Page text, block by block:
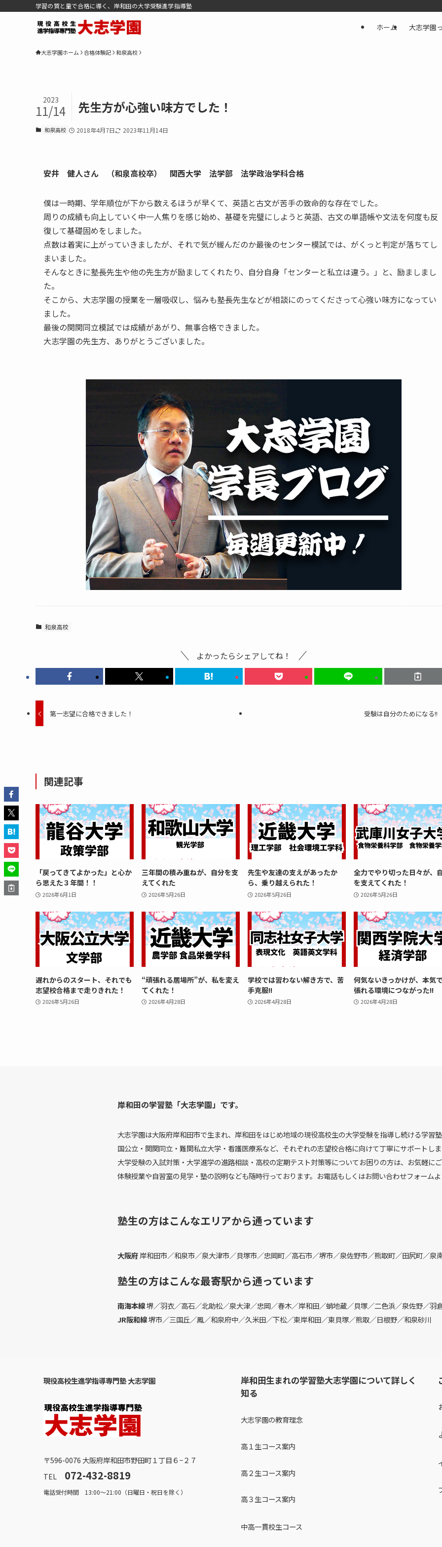
学習の質と量で合格に導く、岸和田の大学受験進学指導塾
ホーム 大志学園
大志学園ホーム 合格体験記 和泉高校
先生方が心強い味方でした！
2023
11/14
和泉高校 2018年4月7日 2023年11月14日
安井 健人さん （和泉高校卒） 関西大学 法学部 法学政治学科合格
僕は一時期、学年順位が下から数えるほうが早くて、英語と古文が苦手の致命的な存在でした。
周りの成績も向上していく中一人焦りを感じ始め、基礎を完璧にしようと英語、古文の単語帳や文法を何度も反
復して基礎固めをしました。
点数は着実に上がっていきましたが、それで気が緩んだのか最後のセンター模試では、がくっと判定が落ちてし
まいました。
そんなときに塾長先生や他の先生方が励ましてくれたり、自分自身「センターと私立は違う。」と、励ましまし
た。
そこから、大志学園の授業を一層吸収し、悩みも塾長先生などが相談にのってくださって心強い味方になってい
ました。
最後の関関同立模試では成績があがり、無事合格できました。
大志学園の先生方、ありがとうございました。
和泉高校
よかったらシェアしてね！
第一志望に合格できました！ 受験は自分のためになる!!
関連記事
「戻ってきてよかった」と心か
ら思えた３年間！！
2026年6月1日
三年間の積み重ねが、自分を支
えてくれた
2026年5月26日
先生や友達の支えがあったか
ら、乗り越えられた！
2026年5月26日
全力でやり切った日々が、
を支えてくれた！
2026年5月26日
遅れからのスタート、それでも
志望校合格まで走りきれた！
2026年5月26日
“頑張れる居場所”が、私を変え
てくれた！
2026年4月28日
学校では習わない解き方で、苦
手克服!!
2026年4月28日
何気ないきっかけが、本気
張れる環境につながった!!
2026年4月28日
岸和田の学習塾「大志学園」です。
大志学園は大阪府岸和田市で生まれ、岸和田をはじめ地域の現役高校生の大学受験を指導し続ける学習
国公立・関関同立・難関私立大学・看護医療系など、それぞれの志望校合格に向けて丁寧にサポートし
大学受験の入試対策・大学進学の進路相談・高校の定期テスト対策等についてお困りの方は、お気軽に
体験授業や自習室の見学・塾の説明なども随時行っております。お電話もしくはお問い合わせフォーム
塾生の方はこんなエリアから通っています
大阪府岸和田市／和泉市／泉大津市／貝塚市／忠岡町／高石市／堺市／泉佐野市／熊取町／田尻町／泉
塾生の方はこんな最寄駅から通っています
南海本線堺／羽衣／高石／北助松／泉大津／忠岡／春木／岸和田／蛸地蔵／貝塚／二色浜／泉佐野／羽
JR阪和線堺市／三国丘／鳳／和泉府中／久米田／下松／東岸和田／東貝塚／熊取／日根野／和泉砂川
現役高校生進学指導専門塾 大志学園
〒596-0076 大阪府岸和田市野田町１丁目６−２７
TEL
072-432-8819
電話受付時間 13:00～21:00（日曜日・祝日を除く）
岸和田生まれの学習塾大志学園について詳しく
知る
大志学園の教育理念
高１生コース案内
高２生コース案内
高３生コース案内
中高一貫校生コース